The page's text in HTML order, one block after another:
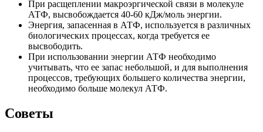
При расщеплении макроэргической связи в молекуле
АТФ, высвобождается 40-60 кДж/моль энергии.
Энергия, запасенная в АТФ, используется в различных
биологических процессах, когда требуется ее
высвободить.
При использовании энергии АТФ необходимо
учитывать, что ее запас небольшой, и для выполнения
процессов, требующих большего количества энергии,
необходимо больше молекул АТФ.
Советы